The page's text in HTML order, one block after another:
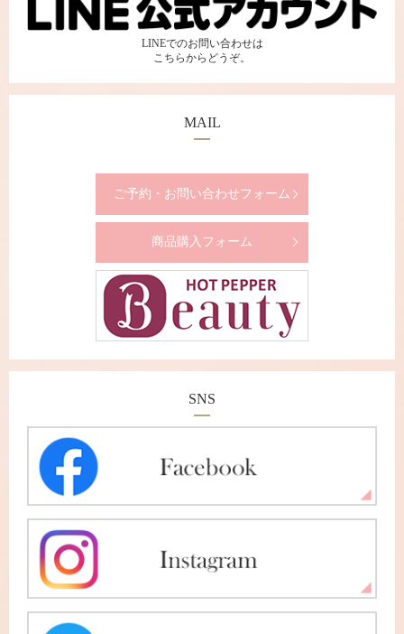
LINEでのお問い合わせは
こちらからどうぞ。
MAIL
ご予約・お問い合わせフォーム
商品購入フォーム
SNS